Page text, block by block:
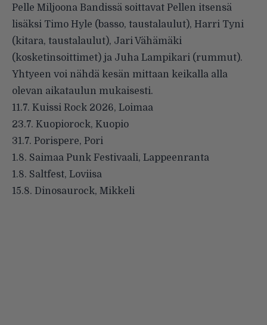
Pelle Miljoona Bandissä soittavat Pellen itsensä
lisäksi Timo Hyle (basso, taustalaulut), Harri Tyni
(kitara, taustalaulut), Jari Vähämäki
(kosketinsoittimet) ja Juha Lampikari (rummut).
Yhtyeen voi nähdä kesän mittaan keikalla alla
olevan aikataulun mukaisesti.
11.7. Kuissi Rock 2026, Loimaa
23.7. Kuopiorock, Kuopio
31.7. Porispere, Pori
1.8. Saimaa Punk Festivaali, Lappeenranta
1.8. Saltfest, Loviisa
15.8. Dinosaurock, Mikkeli